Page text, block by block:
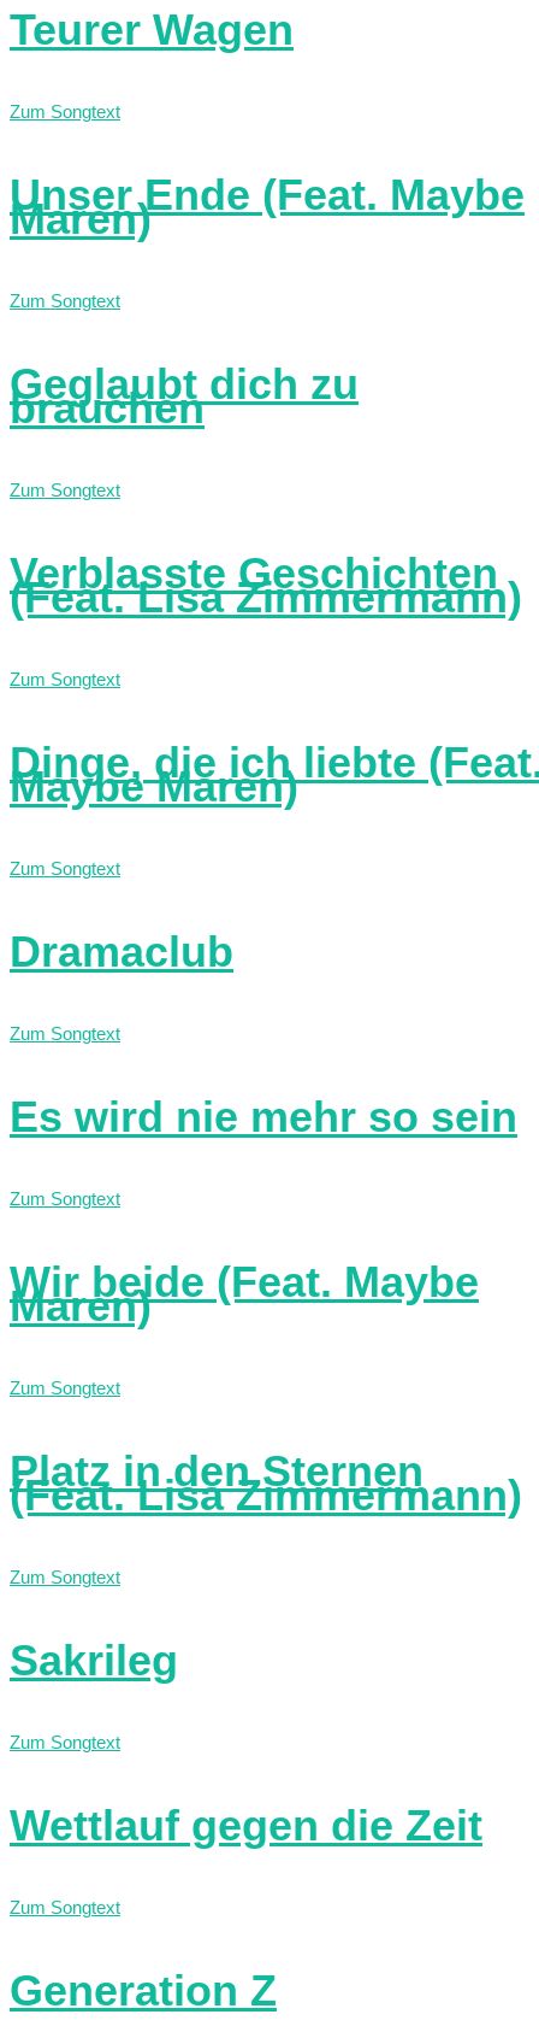
Teurer Wagen
Zum Songtext
Unser Ende (Feat. Maybe
Maren)
Zum Songtext
Geglaubt dich zu
brauchen
Zum Songtext
Verblasste Geschichten
(Feat. Lisa Zimmermann)
Zum Songtext
Dinge, die ich liebte
Maybe Maren)
Zum Songtext
Dramaclub
Zum Songtext
Es wird nie mehr so sein
Zum Songtext
Wir beide (Feat. Maybe
Maren)
Zum Songtext
Platz in den Sternen
(Feat. Lisa Zimmermann)
Zum Songtext
Sakrileg
Zum Songtext
Wettlauf gegen die Zeit
Zum Songtext
Generation Z